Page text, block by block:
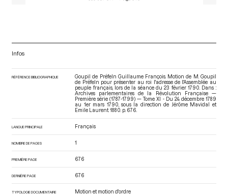
Infos
RÉFÉRENCE BIBLIOGRAPHIQUE
Goupil de Préfeln Guillaume François. Motion de M. Goupil
de Préfeln pour présenter au roi l'adresse de l'Assemblée au
peuple français, lors de la séance du 23 février 1790. Dans :
Archives parlementaires de la Révolution Française —
Première série (1787-1799) — Tome XI - Du 24 décembre 1789
au 1er mars 1790 , sous la direction de Jérôme Mavidal et
Emile Laurent. 1880. p. 676.
LANGUE PRINCIPALE Français
NOMBRE DE PAGES 1
PREMIÈRE PAGE 676
DERNIÈRE PAGE 676
TYPOLOGIE DOCUMENTAIRE Motion et motion d'ordre